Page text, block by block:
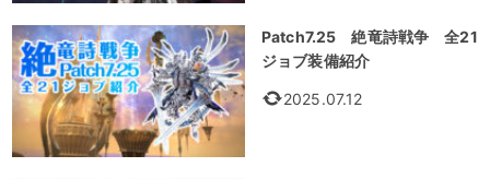
Patch7.25 絶竜詩戦争 全21
ジョブ装備紹介
2025.07.12